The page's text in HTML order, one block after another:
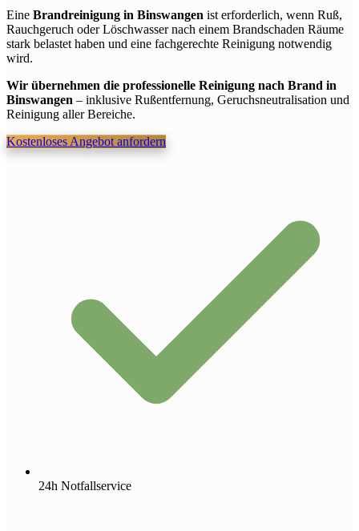
Eine Brandreinigung in Binswangen ist erforderlich, wenn Ruß,
Rauchgeruch oder Löschwasser nach einem Brandschaden Räume
stark belastet haben und eine fachgerechte Reinigung notwendig
wird.
Wir übernehmen die professionelle Reinigung nach Brand in
Binswangen– inklusive Rußentfernung, Geruchsneutralisation und
Reinigung aller Bereiche.
Kostenloses Angebot anfordern
24h Notfallservice